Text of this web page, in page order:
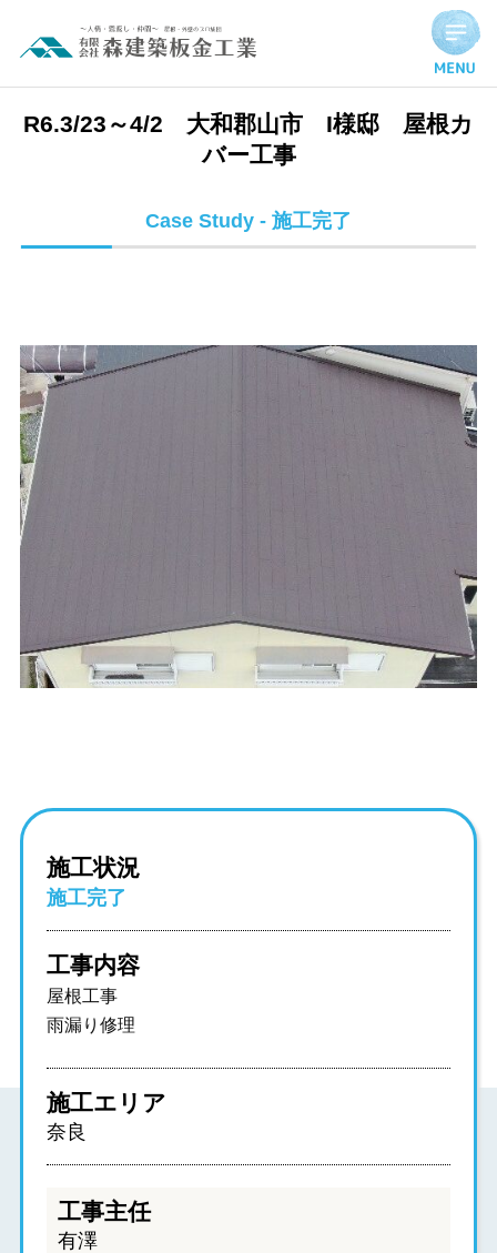
R6.3/23～4/2 大和郡山市 I様邸 屋根カバー工事 | 施工完了
R6.3/23～4/2 大和郡山市 I様邸 屋根カ
バー工事
Case Study - 施工完了
施工状況
施工完了
工事内容
屋根工事
雨漏り修理
施工エリア
奈良
工事主任
有澤